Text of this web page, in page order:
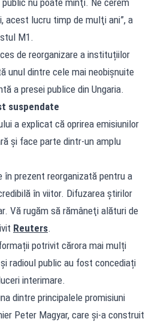
acest lucru timp de mulţi ani”, a
M1.
de reorganizare a instituțiilor
unul dintre cele mai neobișnuite
a presei publice din Ungaria.
suspendate
a explicat că oprirea emisiunilor
și face parte dintr-un amplu
în prezent reorganizată pentru a
în viitor. Difuzarea ştirilor
Vă rugăm să rămâneţi alături de
Reuters.
potrivit cărora mai mulți
radioul public au fost concediați
interimare.
dintre principalele promisiuni
Peter Magyar, care și-a construit